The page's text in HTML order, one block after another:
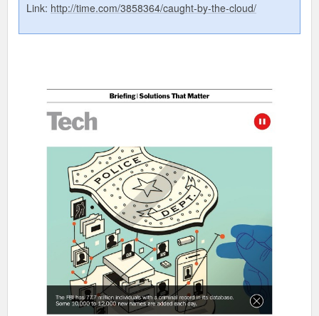
Link: http://time.com/3858364/caught-by-the-cloud/